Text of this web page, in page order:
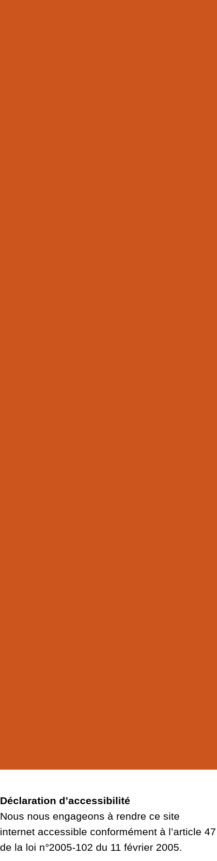
Déclaration d’accessibilité
Nous nous engageons à rendre ce site
internet accessible conformément à l’article 47
de la loi n°2005-102 du 11 février 2005.